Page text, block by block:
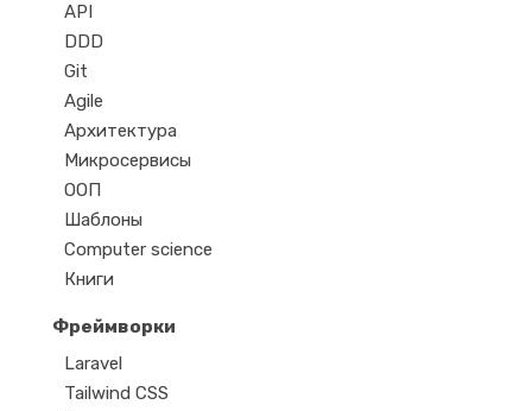
API
DDD
Git
Agile
Архитектура
Микросервисы
ООП
Шаблоны
Computer science
Книги
Фреймворки
Laravel
Tailwind CSS